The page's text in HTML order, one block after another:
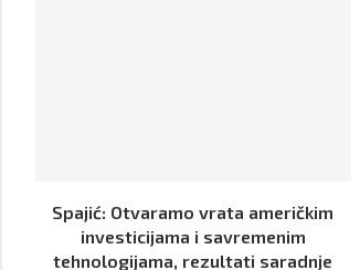
Spajić: Otvaramo vrata američkim
investicijama i savremenim
tehnologijama, rezultati saradnje